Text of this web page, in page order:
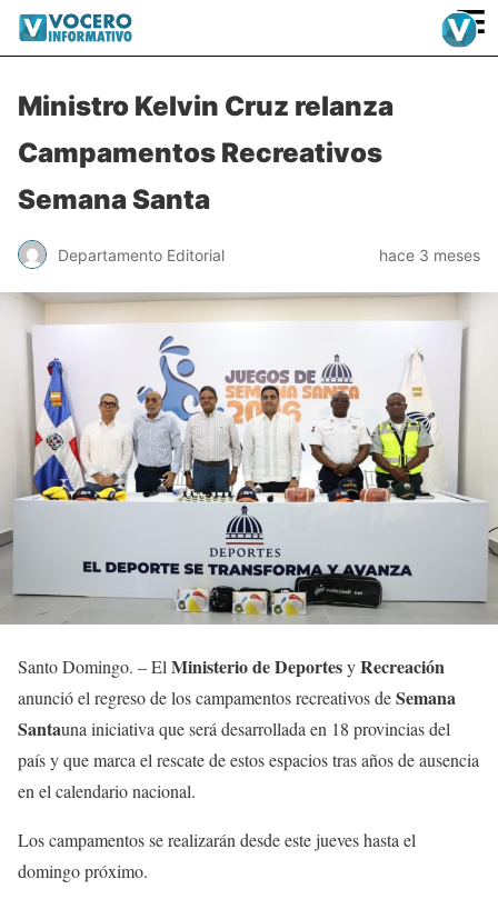
≡
Ministro Kelvin Cruz relanza
Campamentos Recreativos
Semana Santa
Departamento Editorial hace 3 meses
Santo Domingo. – El Ministerio de DeportesyRecreación
anunció el regreso de los campamentos recreativos deSemana
Santauna iniciativa que será desarrollada en 18 provincias del
país y que marca el rescate de estos espacios tras años de ausencia
en el calendario nacional.
Los campamentos se realizarán desde este jueves hasta el
domingo próximo.